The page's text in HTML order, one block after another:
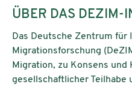
ÜBER DAS DEZIM-
Das Deutsche Zentrum für
Migrationsforschung
Migration, zu Konsens und
gesellschaftlicher Teilhabe